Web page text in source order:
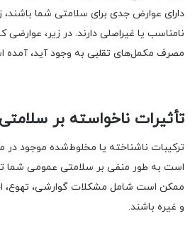
دارای عوارض جدی برای سلامتی شما باشند،
نامناسب یا غیراصلی دارند. در زیر،
مصرف مکمل‌های تقلبی به وجود آید، آمده
تأثیرات ناخواسته بر سلامتی
ترکیبات ناشناخته یا مخلوط‌شده موجود
است به طور منفی بر سلامتی عمومی شما
ممکن است شامل مشکلات گوارشی، تهوع،
و غیره باشند.